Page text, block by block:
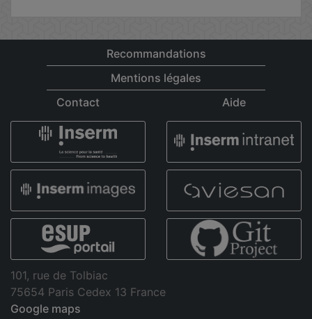
Recommandations
Mentions légales
Contact
Aide
101, rue de Tolbiac
75654 Paris Cedex 13 France
Google maps